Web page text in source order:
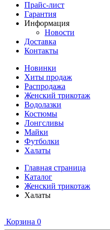
Прайс-лист
Гарантия
Информация
Новости
Доставка
Контакты
Новинки
Хиты продаж
Распродажа
Женский трикотаж
Водолазки
Костюмы
Лонгсливы
Майки
Футболки
Халаты
Главная страница
Каталог
Женский трикотаж
Халаты
Корзина 0